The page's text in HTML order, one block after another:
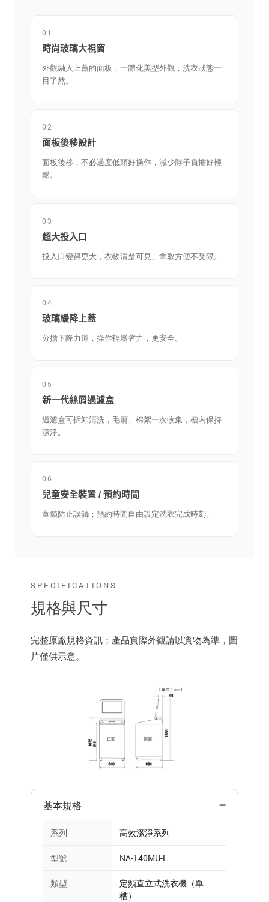
01
時尚玻璃大視窗
外觀融入上蓋的面板，一體化美型外觀，洗衣狀態一
目了然。
02
面板後移設計
面板後移，不必過度低頭好操作，減少脖子負擔好輕
鬆。
03
超大投入口
投入口變得更大，衣物清楚可見、拿取方便不受限。
04
玻璃緩降上蓋
分擔下降力道，操作輕鬆省力，更安全。
05
新一代絲屑過濾盒
過濾盒可拆卸清洗，毛屑、棉絮一次收集，槽內保持
潔淨。
06
兒童安全裝置 / 預約時間
童鎖防止誤觸；預約時間自由設定洗衣完成時刻。
SPECIFICATIONS
規格與尺寸
完整原廠規格資訊；產品實際外觀請以實物為準，圖
片僅供示意。
基本規格
系列 高效潔淨系列
型號 NA-140MU-L
類型
定頻直立式洗衣機（單
槽）